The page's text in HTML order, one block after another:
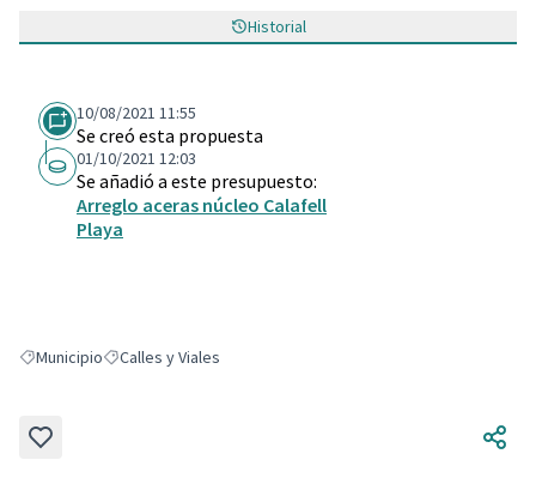
Historial
10/08/2021 11:55
Se creó esta propuesta
01/10/2021 12:03
Se añadió a este presupuesto:
Arreglo aceras núcleo Calafell
Playa
Resultados al filtrar por: Municipio
MunicipioResultados al filtrar por: Calles y Viales
Calles y Viales